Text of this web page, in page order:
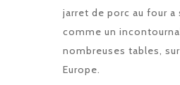
jarret de porc au four a
comme un
nombreuses tables,
Europe.